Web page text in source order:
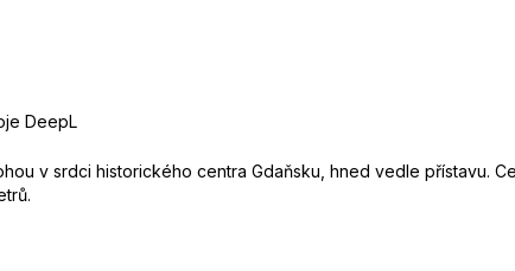
DeepL
v srdci historického centra Gdaňsku, hned vedle přístavu.